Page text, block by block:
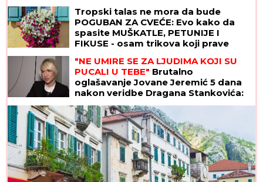
Tropski talas ne mora da bude
POGUBAN ZA CVEĆE: Evo kako da
spasite MUŠKATLE, PETUNIJE I
FIKUSE - osam trikova koji prave
"NE UMIRE SE ZA LJUDIMA KOJI SU
PUCALI U TEBE" Brutalno
oglašavanje Jovane Jeremić 5 dana
nakon veridbe Dragana Stankovića:
"Znali su šta rade"